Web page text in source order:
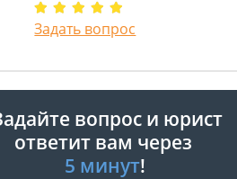
Задать вопрос
вопрос и юрист
ответит вам через
5 минут!